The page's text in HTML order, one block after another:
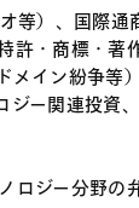
等）、国際
・商標・
イン紛争
ー関連投
ジー分野の